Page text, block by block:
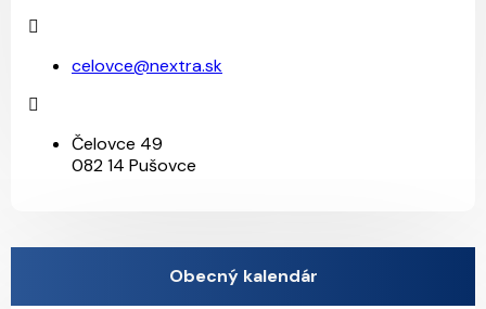
celovce@nextra.sk
Čelovce 49
082 14 Pušovce
Obecný kalendár